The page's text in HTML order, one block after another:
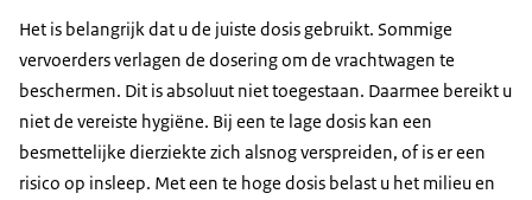
Het is belangrijk dat u de juiste dosis gebruikt. Sommige
vervoerders verlagen de dosering om de vrachtwagen te
beschermen. Dit is absoluut niet toegestaan. Daarmee bereikt u
niet de vereiste hygiëne. Bij een te lage dosis kan een
besmettelijke dierziekte zich alsnog verspreiden, of is er een
risico op insleep. Met een te hoge dosis belast u het milieu en